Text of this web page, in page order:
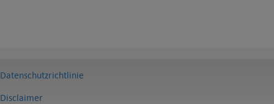
Datenschutzrichtlinie
Disclaimer